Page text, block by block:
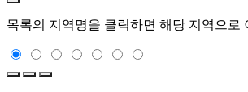
목록의 지역명을 클릭하면 해당 지역으로